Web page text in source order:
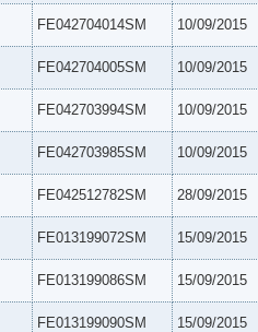
FE042704014SM 10/09/2015
FE042704005SM 10/09/2015
FE042703994SM 10/09/2015
FE042703985SM 10/09/2015
FE042512782SM 28/09/2015
FE013199072SM 15/09/2015
FE013199086SM 15/09/2015
FE013199090SM 15/09/2015